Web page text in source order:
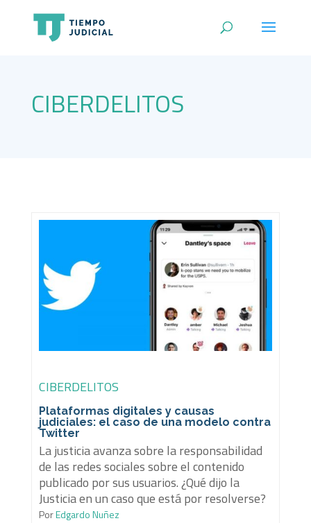
CIBERDELITOS
CIBERDELITOS
Plataformas digitales y causas
judiciales: el caso de una modelo contra
Twitter
La justicia avanza sobre la responsabilidad
de las redes sociales sobre el contenido
publicado por sus usuarios. ¿Qué dijo la
Justicia en un caso que está por resolverse?
PorEdgardo Nuñez